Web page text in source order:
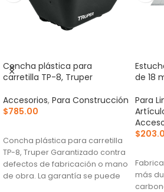
Concha plástica para
carretilla TP-8, Truper
Accesorios, Para Construcción
$785.00
Concha plástica para carretilla
TP-8, Truper Garantizado contra
defectos de fabricación o mano
de obra. La garantía se puede
de 18
Para
$
más